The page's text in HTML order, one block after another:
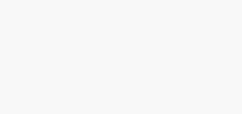
员跨国走私7万